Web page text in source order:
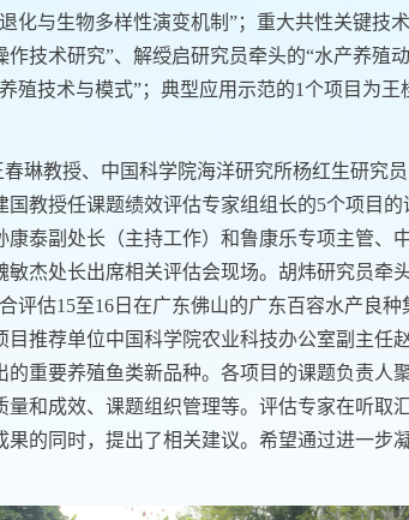
化与生物多样性演变机制”；重大共性关键技
作技术研究”、解绶启研究员牵头的“水产养殖
殖技术与模式”；典型应用示范的1个项目为王
琳教授、中国科学院海洋研究所杨红生研究
国教授任课题绩效评估专家组组长的5个项目的
康泰副处长（主持工作）和鲁康乐专项主管、
敏杰处长出席相关评估会现场。胡炜研究员牵
评估15至16 日在广东佛山的广东百容水产良
目推荐单位中国科学院农业科技办公室副主任
的重要养殖鱼类新品种。各项目的课题负责人
量和成效、课题组织管理等。评估专家在听取
果的同时，提出了相关建议。希望通过进一步